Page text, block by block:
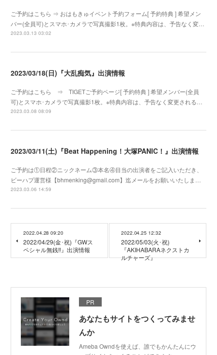
ご予約はこちら ⇒ おはもきゅイベント予約フォーム[ 予約特典 ] 希望メン
バー(全員可)とスマホ･カメラで写真撮影1枚。※特典内容は、予告なく変…
2023.03.13 03:02
2023/03/18(日)『大乱痴気』出演情報
ご予約はこちら ⇒ TIGETご予約ページ[ 予約特典 ] 希望メンバー(全員
可)とスマホ･カメラで写真撮影1枚。※特典内容は、予告なく変更される…
2023.03.08 08:09
2023/03/11(土)『Beat Happening！大塚PANIC！』出演情報
ご予約は①日程②ニックネーム③本名④目当の出演者をご記入いただき、
ビーハプ運営様【bhmenking@gmail.com】迄メールをお願いいたしま…
2023.03.06 14:59
2022.04.28 09:20
2022/04/29(金･祝)『GWス
ペシャル無銭‼️』出演情報
2022.04.25 12:32
2022/05/03(火･祝)
『AKIHABARAネクストカ
ルチャーズ』
PR
あなたもサイトをつくってみませ
んか
Ameba Owndを使えば、誰でもかんたんにウ